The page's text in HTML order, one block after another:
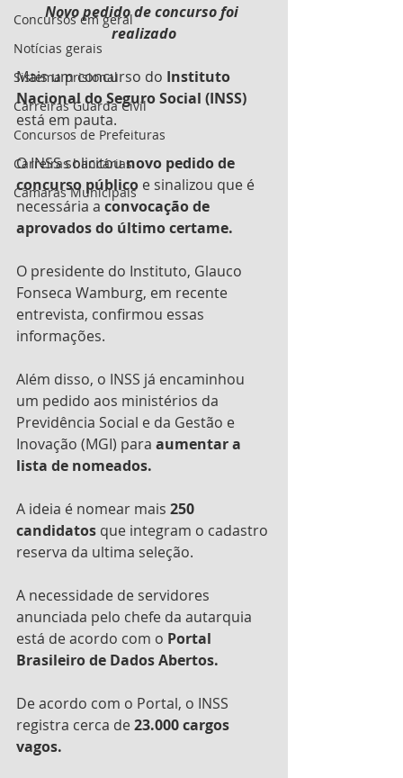
Concursos em geral
Notícias gerais
Sistema prisional
Carreiras Guarda Civil
Concursos de Prefeituras
Carreiras bancárias
Câmaras Municipais
Novo pedido de concurso foi
realizado
Mais um concurso do Instituto
Nacional do Seguro Social (INSS)
está em pauta.
O INSS solicitou novo pedido de
concurso público e sinalizou que é
necessária a convocação de
aprovados do último certame.
O presidente do Instituto, Glauco
Fonseca Wamburg, em recente
entrevista, confirmou essas
informações.
Além disso, o INSS já encaminhou
um pedido aos ministérios da
Previdência Social e da Gestão e
Inovação (MGI) para aumentar a
lista de nomeados.
A ideia é nomear mais 250
candidatos que integram o cadastro
reserva da ultima seleção.
A necessidade de servidores
anunciada pelo chefe da autarquia
está de acordo com o Portal
Brasileiro de Dados Abertos.
De acordo com o Portal, o INSS
registra cerca de 23.000 cargos
vagos.